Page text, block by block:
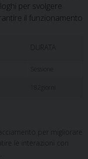
per svolgere
il funzionamento
DURATA
per migliorare
le interazioni con